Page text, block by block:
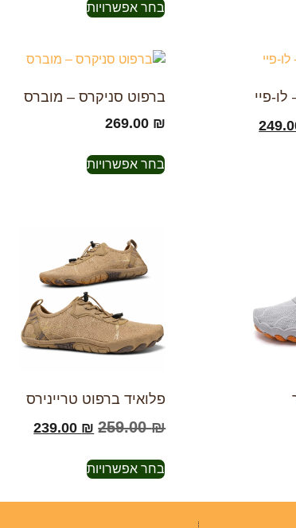
בחר אפשרויות
פיי
ברפוט סניקרס – מוברס
269.00 ₪
בחר אפשרויות
פלואיד ברפוט טריינירס
259.00₪
239.00 ₪
בחר אפשרויות